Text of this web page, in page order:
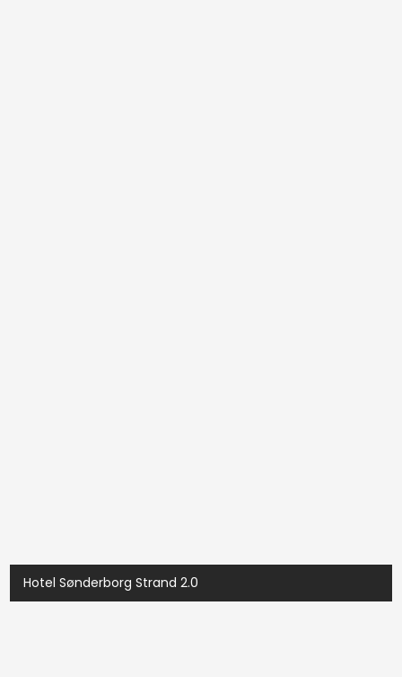
Hotel Sønderborg Strand 2.0